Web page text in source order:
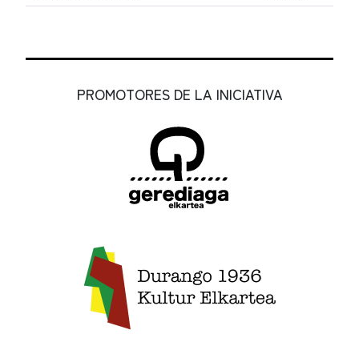
PROMOTORES DE LA INICIATIVA